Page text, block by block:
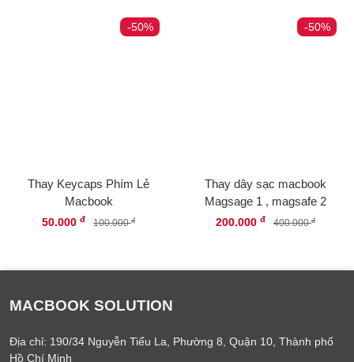
-50%
Thay Keycaps Phím Lẻ
Macbook
50.000 đ 100.000đ
-50%
Thay dây sạc macbook
Magsage 1 , magsafe 2
200.000 đ 400.000đ
MACBOOK SOLUTION
Địa chỉ: 190/34 Nguyễn Tiểu La, Phường 8, Quận 10, Thành phố
Hồ Chí Minh